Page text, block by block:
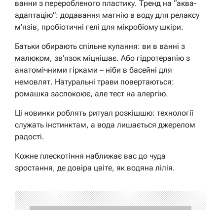
ванни з переробленого пластику. Тренд на “аква-
адаптацію”: додавання магнію в воду для релаксу
м’язів, пробіотичні гелі для мікробіому шкіри.
Батьки обирають спільне купання: ви в ванні з
малюком, зв’язок міцнішає. Або гідротерапію з
анатомічними гірками – ніби в басейні для
немовлят. Натуральні трави повертаються:
ромашка заспокоює, але тест на алергію.
Ці новинки роблять ритуал розкішшю: технології
служать інстинктам, а вода лишається джерелом
радості.
Кожне плескотіння наближає вас до чуда
зростання, де довіра цвіте, як водяна лілія.